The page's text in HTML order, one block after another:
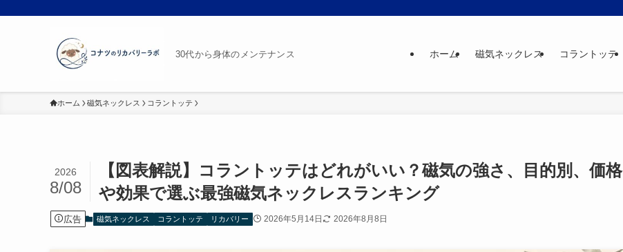
30代から身体のメンテナンス ホーム 磁気ネックレス コラントッテ
ホーム 磁気ネックレス コラントッテ
【図表解説】コラントッテはどれがいい？磁気の強さ、目的別、価格
や効果で選ぶ最強磁気ネックレスランキング
2026
8/08
広告 磁気ネックレス コラントッテ リカバリー 2026年5月14日 2026年8月8日